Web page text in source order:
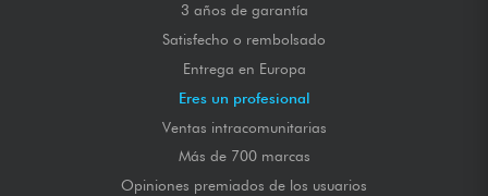
3 años de garantía
Satisfecho o rembolsado
Entrega en Europa
Eres un profesional
Ventas intracomunitarias
Más de 700 marcas
Opiniones premiados de los usuarios